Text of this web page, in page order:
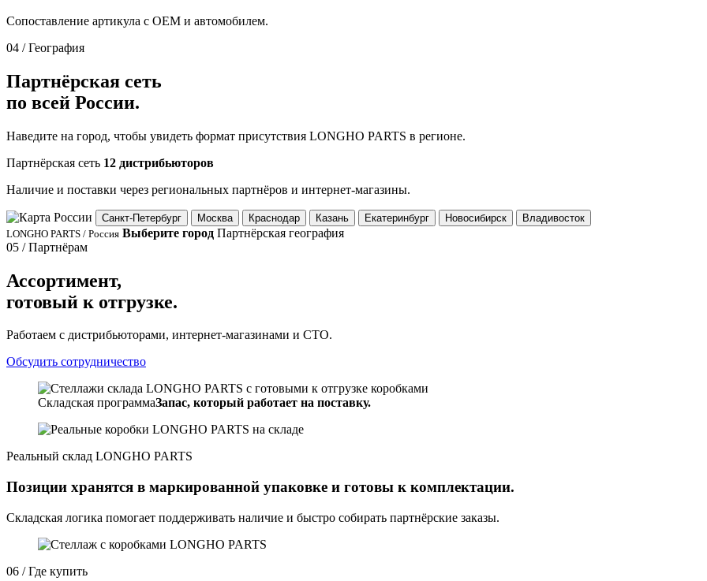
Сопоставление артикула с OEM и автомобилем.
04 / География
Партнёрская сеть
по всей России.
Наведите на город, чтобы увидеть формат присутствия LONGHO PARTS в регионе.
Партнёрская сеть 12 дистрибьюторов
Наличие и поставки через региональных партнёров и интернет-магазины.
Санкт-Петербург Москва Краснодар Казань Екатеринбург Новосибирск
Владивосток
LONGHO PARTS / Россия Выберите город Партнёрская география
05 / Партнёрам
Ассортимент,
готовый к отгрузке.
Работаем с дистрибьюторами, интернет-магазинами и СТО.
Обсудить сотрудничество
Складская программаЗапас, который работает на поставку.
Реальный склад LONGHO PARTS
Позиции хранятся в маркированной упаковке и готовы к комплектации.
Складская логика помогает поддерживать наличие и быстро собирать партнёрские заказы.
06 / Где купить